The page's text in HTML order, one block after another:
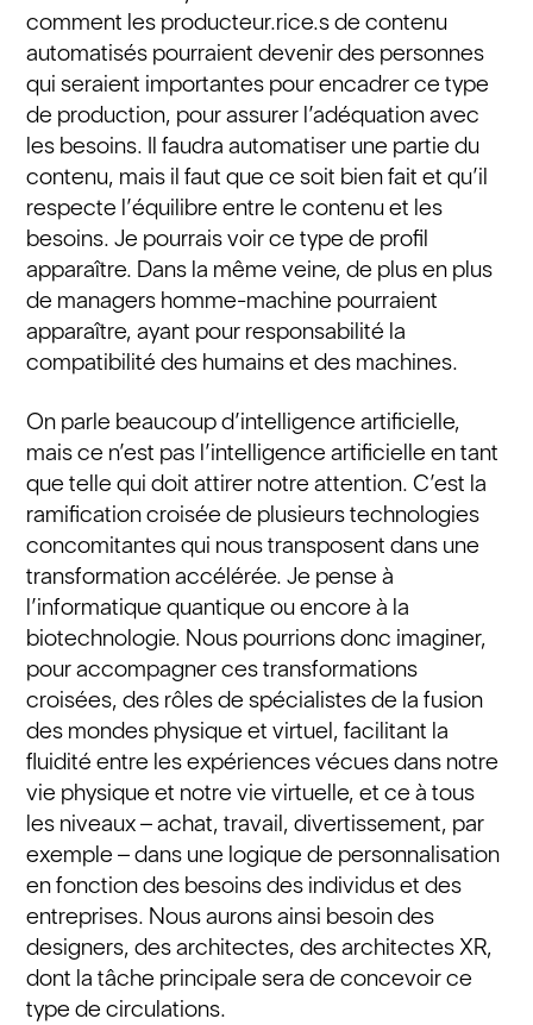
comment les producteur.rice.s de contenu
automatisés pourraient devenir des personnes
qui seraient importantes pour encadrer ce type
de production, pour assurer l’adéquation avec
les besoins. Il faudra automatiser une partie du
contenu, mais il faut que ce soit bien fait et qu’il
respecte l’équilibre entre le contenu et les
besoins. Je pourrais voir ce type de profil
apparaître. Dans la même veine, de plus en plus
de managers homme-machine pourraient
apparaître, ayant pour responsabilité la
compatibilité des humains et des machines.
On parle beaucoup d’intelligence artificielle,
mais ce n’est pas l’intelligence artificielle en tant
que telle qui doit attirer notre attention. C’est la
ramification croisée de plusieurs technologies
concomitantes qui nous transposent dans une
transformation accélérée. Je pense à
l’informatique quantique ou encore à la
biotechnologie. Nous pourrions donc imaginer,
pour accompagner ces transformations
croisées, des rôles de spécialistes de la fusion
des mondes physique et virtuel, facilitant la
fluidité entre les expériences vécues dans notre
vie physique et notre vie virtuelle, et ce à tous
les niveaux – achat, travail, divertissement, par
exemple – dans une logique de personnalisation
en fonction des besoins des individus et des
entreprises. Nous aurons ainsi besoin des
designers, des architectes, des architectes XR,
dont la tâche principale sera de concevoir ce
type de circulations.